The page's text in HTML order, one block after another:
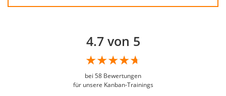
4.7 von 5
bei 58 Bewertungen
für unsere Kanban-Trainings